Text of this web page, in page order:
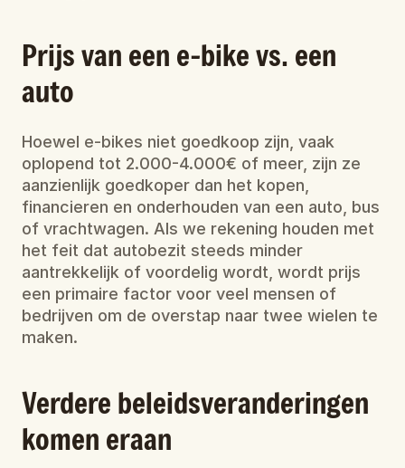
Prijs van een e-bike vs. een
auto
Hoewel e-bikes niet goedkoop zijn, vaak
oplopend tot 2.000-4.000€ of meer, zijn ze
aanzienlijk goedkoper dan het kopen,
financieren en onderhouden van een auto, bus
of vrachtwagen. Als we rekening houden met
het feit dat autobezit steeds minder
aantrekkelijk of voordelig wordt, wordt prijs
een primaire factor voor veel mensen of
bedrijven om de overstap naar twee wielen te
maken.
Verdere beleidsveranderingen
komen eraan